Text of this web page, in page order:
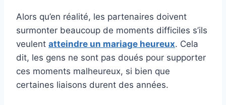
Alors qu’en réalité, les partenaires doivent
surmonter beaucoup de moments difficiles s’ils
veulent atteindre un mariage heureux. Cela
dit, les gens ne sont pas doués pour supporter
ces moments malheureux, si bien que
certaines liaisons durent des années.